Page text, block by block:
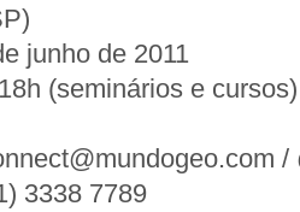
junho de 2011
(seminários e
/
3338 7789